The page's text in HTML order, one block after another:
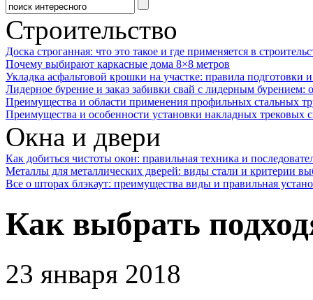
Строительство
Доска строганная: что это такое и где применяется в
Почему выбирают каркасные дома 8×8 метров
Укладка асфальтовой крошки на участке: правила подготовки
Лидерное бурение и заказ забивки свай с лидерным бурением:
Преимущества и области применения профильных стальных
Преимущества и особенности установки накладных трековых
Окна и двери
Как добиться чистоты окон: правильная техника и
Металлы для металлических дверей: виды стали и критерии
Все о шторах блэкаут: преимущества виды и правильная
Как выбрать
23 января 2018